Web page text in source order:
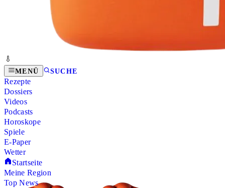
MENÜ SUCHE
Rezepte
Dossiers
Videos
Podcasts
Horoskope
Spiele
E-Paper
Wetter
Startseite
Meine Region
Top News